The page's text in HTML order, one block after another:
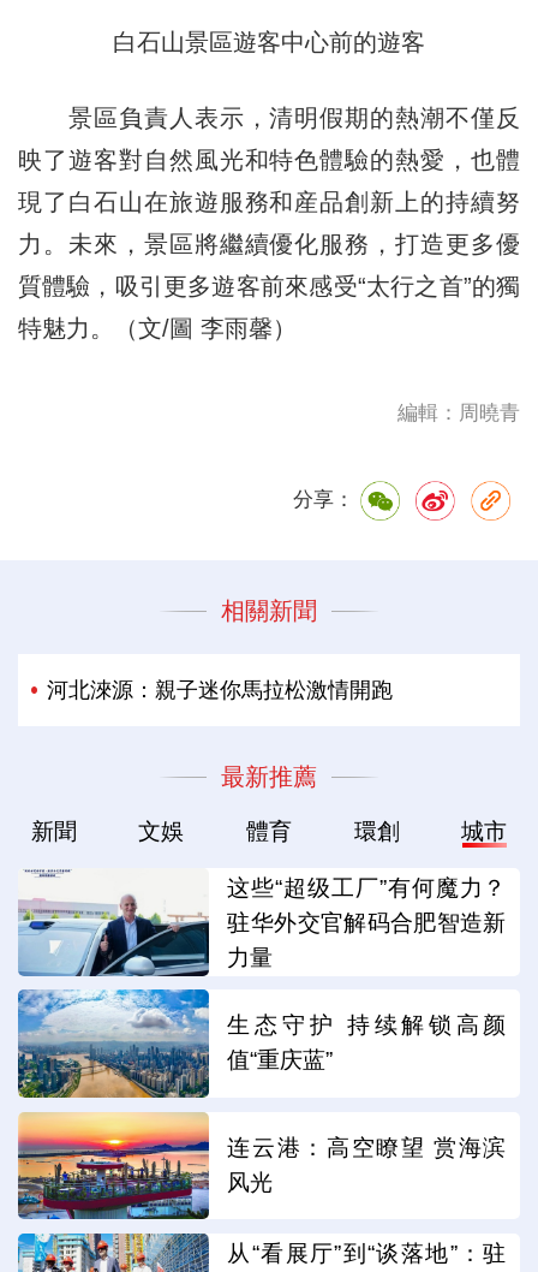
白石山景區遊客中心前的遊客
景區負責人表示，清明假期的熱潮不僅反
映了遊客對自然風光和特色體驗的熱愛，也體
現了白石山在旅遊服務和産品創新上的持續努
力。未來，景區將繼續優化服務，打造更多優
質體驗，吸引更多遊客前來感受“太行之首”的獨
特魅力。（文/圖 李雨馨）
編輯：周曉青
分享：
相關新聞
河北淶源：親子迷你馬拉松激情開跑
最新推薦
新聞 文娛 體育 環創 城市
这些“超级工厂”有何魔力？
驻华外交官解码合肥智造新
力量
生态守护 持续解锁高颜
值“重庆蓝”
连云港：高空瞭望 赏海滨
风光
从“看展厅”到“谈落地”：驻